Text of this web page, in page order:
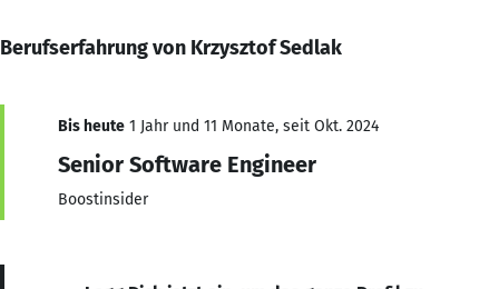
Berufserfahrung von Krzysztof Sedlak
Bis heute 1 Jahr und 11 Monate, seit Okt. 2024
Senior Software Engineer
Boostinsider